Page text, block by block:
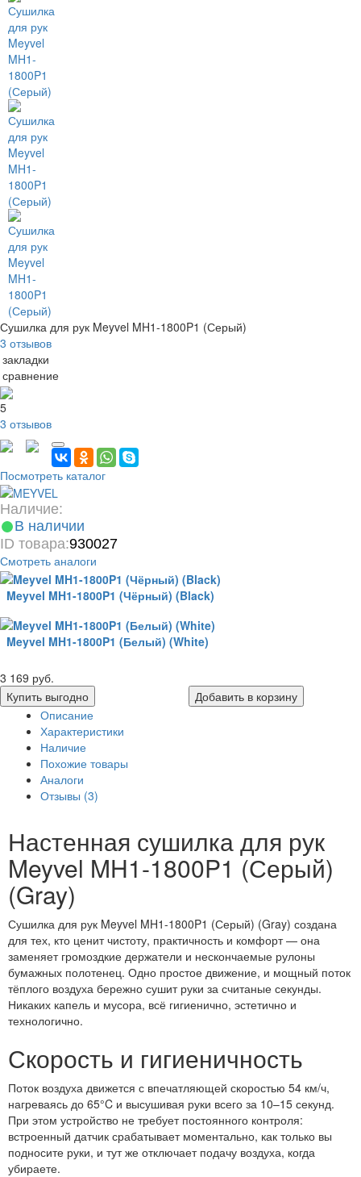
Сушилка для рук Meyvel MH1-1800P1 (Серый)
3 отзывов
5
3 отзывов
Посмотреть каталог
Наличие:
В наличии
ID товара:930027
Смотреть аналоги
Meyvel MH1-1800P1 (Чёрный) (Black)
Meyvel MH1-1800P1 (Белый) (White)
3 169 руб.
Купить выгодно
Добавить в корзину
Описание
Характеристики
Наличие
Похожие товары
Аналоги
Отзывы (3)
Настенная сушилка для рук
Meyvel MH1-1800P1 (Серый)
(Gray)
Сушилка для рук Meyvel MH1-1800P1 (Серый) (Gray) создана
для тех, кто ценит чистоту, практичность и комфорт — она
заменяет громоздкие держатели и нескончаемые рулоны
бумажных полотенец. Одно простое движение, и мощный поток
тёплого воздуха бережно сушит руки за считаные секунды.
Никаких капель и мусора, всё гигиенично, эстетично и
технологично.
Скорость и гигиеничность
Поток воздуха движется с впечатляющей скоростью 54 км/ч,
нагреваясь до 65°C и высушивая руки всего за 10–15 секунд.
При этом устройство не требует постоянного контроля:
встроенный датчик срабатывает моментально, как только вы
подносите руки, и тут же отключает подачу воздуха, когда
убираете.